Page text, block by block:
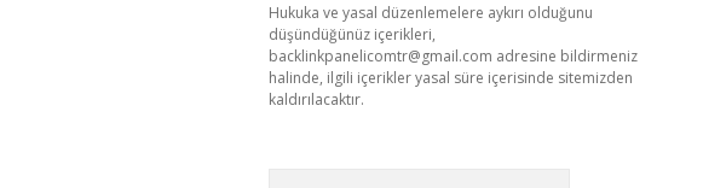
Hukuka ve yasal düzenlemelere aykırı olduğunu
düşündüğünüz içerikleri,
backlinkpanelicomtr@gmail.com adresine bildirmeniz
halinde, ilgili içerikler yasal süre içerisinde sitemizden
kaldırılacaktır.